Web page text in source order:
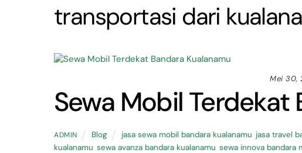
transportasi dari
Mei 30,
Sewa Mobil Terdekat
ADMIN Blog jasa sewa mobil bandara kualanamu jasa travel
kualanamu sewa avanza bandara kualanamu sewa innova bandara